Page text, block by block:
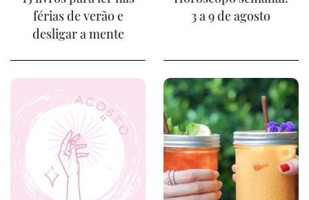
férias de verão e
desligar a mente
3 a 9 de agosto